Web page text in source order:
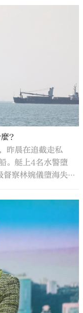
來發展空間不可限
？
昨晨在追截走私
。艇上4名水警墮
督察林婉儀墮海失
飛行服務隊直升機